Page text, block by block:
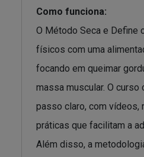
Como funciona:
O Método Seca e Define
físicos com uma
focando em queimar
massa muscular. O
passo claro, com vídeos,
práticas que facilitam a
Além disso, a